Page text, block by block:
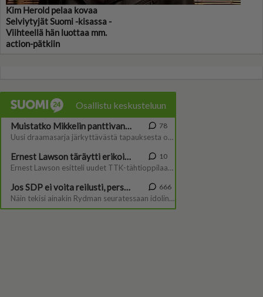
Kim Herold pelaa kovaa
Selviytyjät Suomi -kisassa -
Viihteellä hän luottaa mm.
action-pätkiin